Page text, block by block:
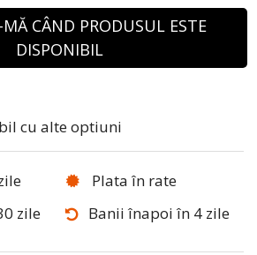
CÂND PRODUSUL ESTE
DISPONIBIL
cu alte optiuni
Plata în rate
zile
Banii înapoi în 4 zile